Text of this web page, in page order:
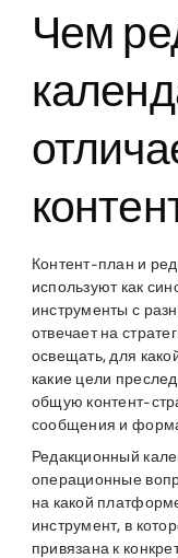
Чем
Контент-план и
используют как
инструменты с
отвечает на
освещать, для
какие цели
общую контент-
сообщения и
Редакционный
операционные
на какой
инструмент, в
привязана к